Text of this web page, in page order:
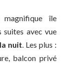
île
avec vue
nuit . Les plus :
balcon privé